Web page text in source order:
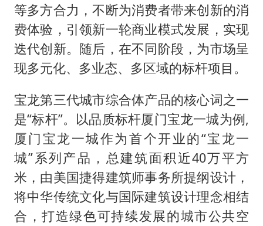
等多方合力，不断为消费者带来创新的消
费体验，引领新一轮商业模式发展，实现
迭代创新。随后，在不同阶段，为市场呈
现多元化、多业态、多区域的标杆项目。
宝龙第三代城市综合体产品的核心词之一
是“标杆”。以品质标杆厦门宝龙一城为例,
厦门宝龙一城作为首个开业的“宝龙一
城”系列产品，总建筑面积近40万平方
米，由美国捷得建筑师事务所提纲设计，
将中华传统文化与国际建筑设计理念相结
合，打造绿色可持续发展的城市公共空